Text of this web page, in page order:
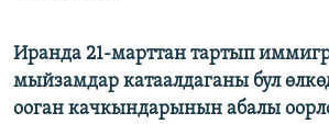
Иранда 21-марттан тартып
мыйзамдар катаалдаганы бул
ооган качкындарынын абалы